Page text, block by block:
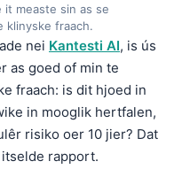
it measte sin as se
klinyske fraach.
nei Kantesti AI, is ús
as goed of min te
fraach: is dit hjoed in
in mooglik hertfalen,
risiko oer 10 jier? Dat
rapport.